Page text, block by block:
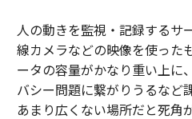
人の動きを監視・記録するサ
線カメラなどの映像を使った
ータの容量がかなり重い上に
バシー問題に繋がりうるなど
あまり広くない場所だと死角